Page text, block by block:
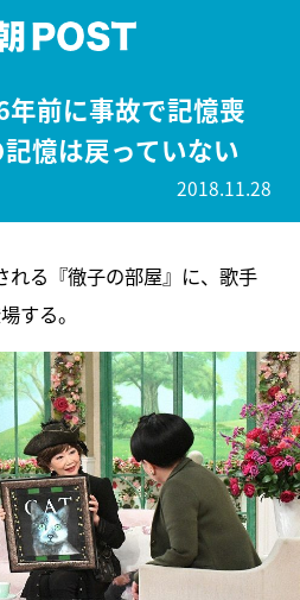
前に事故で記憶喪
憶は戻っていない
2018.11.28
れる『徹子の部屋』に、歌手
する。